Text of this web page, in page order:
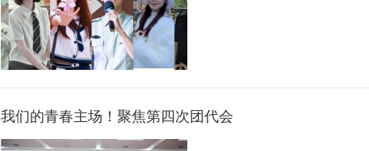
我们的青春主场！聚焦第四次团代会